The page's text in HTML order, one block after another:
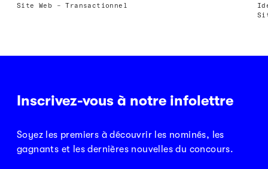
Site Web – Transactionnel
Inscrivez-vous à notre infolettre
Soyez les premiers à découvrir les nominés, les
gagnants et les dernières nouvelles du concours.